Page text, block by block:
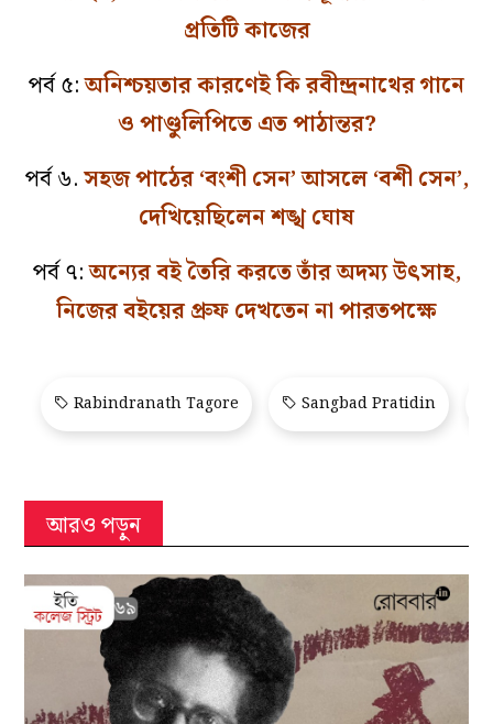
প্রতিটি কাজের
পর্ব ৫:অনিশ্চয়তার কারণেই কি রবীন্দ্রনাথের গানে
ও পাণ্ডুলিপিতে এত পাঠান্তর?
পর্ব ৬.সহজ পাঠের ‘বংশী সেন’ আসলে ‘বশী সেন’,
দেখিয়েছিলেন শঙ্খ ঘোষ
পর্ব ৭:অন্যের বই তৈরি করতে তাঁর অদম্য উৎসাহ,
নিজের বইয়ের প্রুফ দেখতেন না পারতপক্ষে
Rabindranath Tagore Sangbad Pratidin
আরও পড়ুন